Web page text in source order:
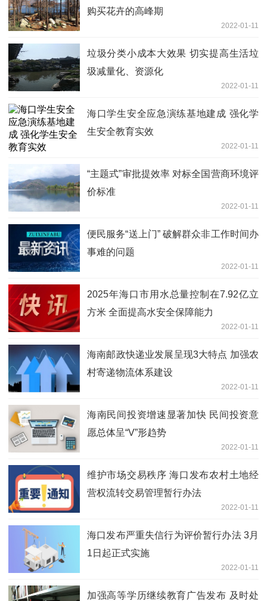
购买花卉的高峰期
2022-01-11
垃圾分类小成本大效果 切实提高生活垃
圾减量化、资源化
2022-01-11
海口学生安全应急演练基地建成 强化学
生安全教育实效
2022-01-11
“主题式”审批提效率 对标全国营商环境评
价标准
2022-01-11
便民服务“送上门” 破解群众非工作时间办
事难的问题
2022-01-11
2025年海口市用水总量控制在7.92亿立
方米 全面提高水安全保障能力
2022-01-11
海南邮政快递业发展呈现3大特点 加强农
村寄递物流体系建设
2022-01-11
海南民间投资增速显著加快 民间投资意
愿总体呈“V”形趋势
2022-01-11
维护市场交易秩序 海口发布农村土地经
营权流转交易管理暂行办法
2022-01-11
海口发布严重失信行为评价暂行办法 3月
1日起正式实施
2022-01-11
加强高等学历继续教育广告发布 及时处